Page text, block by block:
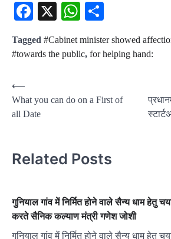
Facebook
X WhatsApp
Tagged #Cabinet minister showed
#towards the public, for helping hand:
Post
navigation
⟵
What you can do on a First of
all Date
Related Posts
गुनियाल गांव में निर्मित होने वाले सैन्य धाम हेतु
करते सैनिक कल्याण मंत्री गणेश जोशी
गुनियाल गांव में निर्मित होने वाले सैन्य धाम हेतु